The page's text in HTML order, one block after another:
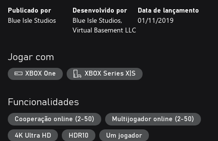
ESTUDA AS ARTES ARCANAS
Domina uma vasta gama de feitiços poderosos. Descobre a tua
preferência entre uma enorme seleção de varinhas e bastões
CRIA ALIANÇAS E FORJA UM IMPÉRIO
Une os teus esforços aos de outros Feiticeiros para criarem uma
hasteia a bandeira da tua própria Casa, partilha os teus recursos
criaturas lendárias. Declara guerra às Casas adversárias ou cria
intrigas e tramas para semear o caos e subir na hierarquia das
tuas.
Publicado por
Blue Isle Studios
Desenvolvido por
Blue Isle Studios,
Virtual Basement LLC
Data de lançamento
01/11/2019
Jogar com
XBOX One XBOX Series X|S
Funcionalidades
Cooperação online (2-50) Multijogador online (2-50)
4K Ultra HD HDR10 Um jogador